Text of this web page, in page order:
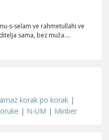
s-selam ve rahmetullahi ve
sama, bez muža.…
korak po korak |
| N-UM | Minber